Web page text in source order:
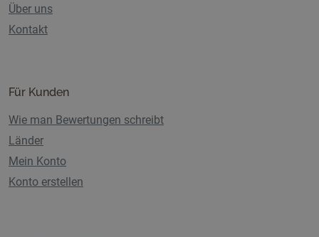
Über uns
Kontakt
Für Kunden
Wie man Bewertungen schreibt
Länder
Mein Konto
Konto erstellen